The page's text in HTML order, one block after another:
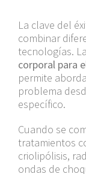
La clave del
combinar
tecnologías. La
corporal para
permite
problema
específico.
Cuando se
tratamientos
criolipólisis,
ondas de